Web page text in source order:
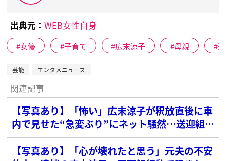
出典元： WEB女性自身
女優 子育て 広末涼子 母親
芸能 エンタメニュース
関連記事
【写真あり】「怖い」広末涼子が釈放直後に車
内で見せた“急変ぶり”にネット騒然…送迎組
の“風貌”にもツッコミ
【写真あり】「心が壊れたと思う」元夫の不安